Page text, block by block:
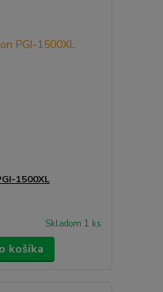
1500XL
Skladom 1 ks
košíka